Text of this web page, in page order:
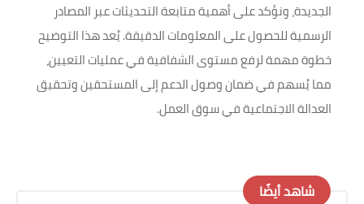
الجديدة، ونؤكد على أهمية متابعة التحديثات عبر المصادر
الرسمية للحصول على المعلومات الدقيقة. يُعد هذا التوضيح
خطوة مهمة لرفع مستوى الشفافية في عمليات التعيين،
مما يُسهم في ضمان وصول الدعم إلى المستحقين وتحقيق
العدالة الاجتماعية في سوق العمل.
شاهد أيضًا